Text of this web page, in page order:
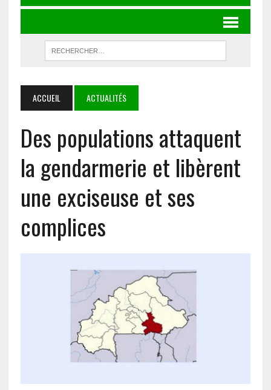
ACCUEIL ACTUALITÉS
Des populations attaquent
la gendarmerie et libèrent
une exciseuse et ses
complices